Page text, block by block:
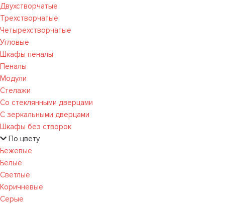
Двухстворчатые
Трехстворчатые
Четырехстворчатые
Угловые
Шкафы пеналы
Пеналы
Модули
Стелажи
Со стеклянными дверцами
С зеркальными дверцами
Шкафы без створок
По цвету
Бежевые
Белые
Светлые
Коричневые
Серые